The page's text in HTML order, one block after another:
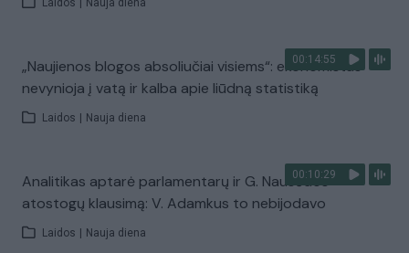
Laidos Nauja diena
00:14:55
„Naujienos blogos absoliučiai visiems“: ekonomistas
nevynioja į vatą ir kalba apie liūdną statistiką
Laidos Nauja diena
00:10:29
Analitikas aptarė parlamentarų ir G. Nausėdos
atostogų klausimą: V. Adamkus to nebijodavo
Laidos Nauja diena